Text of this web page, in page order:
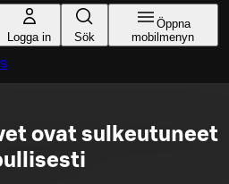
Logga in Sök
Öppna
mobilmenyn
ovat sulkeutuneet